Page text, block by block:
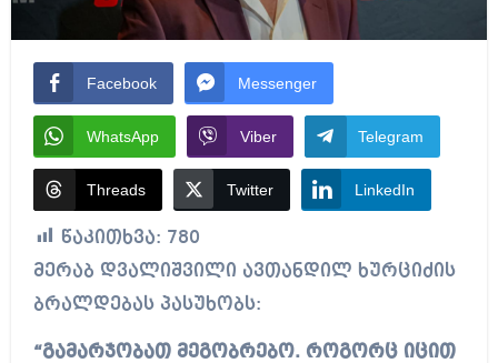
Facebook Messenger
WhatsApp Viber Telegram
Threads Twitter LinkedIn
წაკითხვა: 780
მერაბ დვალიშვილი ავთანდილ ხურციძის
ბრალდებას პასუხობს:
“გამარჯობათ მეგობრებო. როგორც იცით